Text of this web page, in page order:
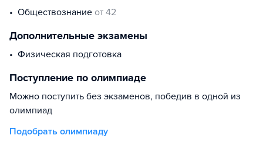
обществознание от 42
Дополнительные экзамены
физическая подготовка
Поступление по олимпиаде
Можно поступить без экзаменов, победив в одной из
олимпиад
Подобрать олимпиаду